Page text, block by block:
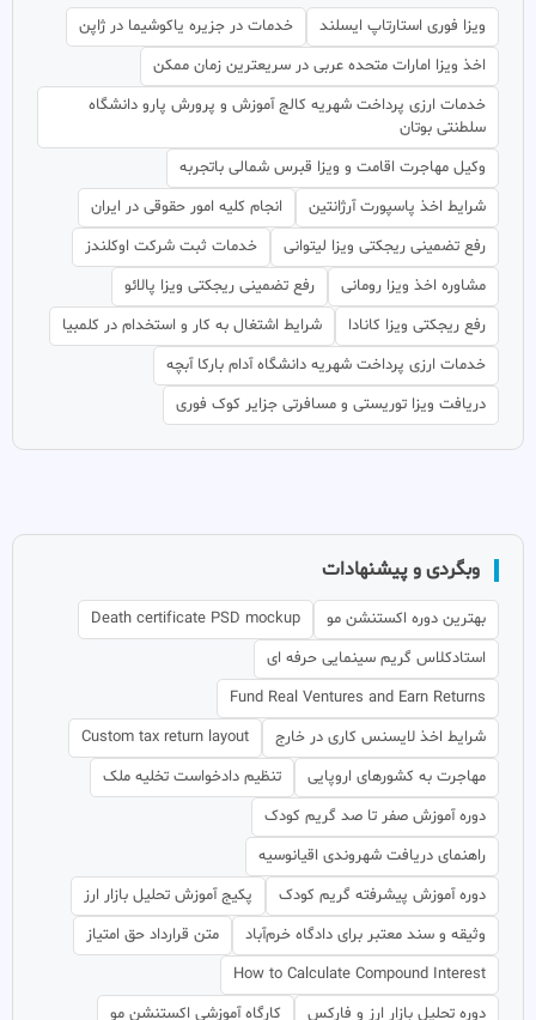
ویزا فوری استارتاپ ایسلند
خدمات در جزیره یاکوشیما در ژاپن
اخذ ویزا امارات متحده عربی در سریعترین زمان ممکن
خدمات ارزی پرداخت شهریه کالج آموزش و پرورش پارو دانشگاه
سلطنتی بوتان
وکیل مهاجرت اقامت و ویزا قبرس شمالی باتجربه
شرایط اخذ پاسپورت آرژانتین
انجام کلیه امور حقوقی در ایران
رفع تضمینی ریجکتی ویزا لیتوانی
خدمات ثبت شرکت اوکلندز
مشاوره اخذ ویزا رومانی
رفع تضمینی ریجکتی ویزا پالائو
رفع ریجکتی ویزا کانادا
شرایط اشتغال به کار و استخدام در کلمبیا
خدمات ارزی پرداخت شهریه دانشگاه آدام بارکا آبچه
دریافت ویزا توریستی و مسافرتی جزایر کوک فوری
وبگردی و پیشنهادات
بهترین دوره اکستنشن مو
Death certificate PSD mockup
استادکلاس گریم سینمایی حرفه ای
Fund Real Ventures and Earn Returns
شرایط اخذ لایسنس کاری در خارج
Custom tax return layout
مهاجرت به کشورهای اروپایی
تنظیم دادخواست تخلیه ملک
دوره آموزش صفر تا صد گریم کودک
راهنمای دریافت شهروندی اقیانوسیه
دوره آموزش پیشرفته گریم کودک
پکیج آموزش تحلیل بازار ارز
وثیقه و سند معتبر برای دادگاه خرم‌آباد
متن قرارداد حق امتیاز
How to Calculate Compound Interest
دوره تحلیل بازار ارز و فارکس
کارگاه آموزشی اکستنشن مو